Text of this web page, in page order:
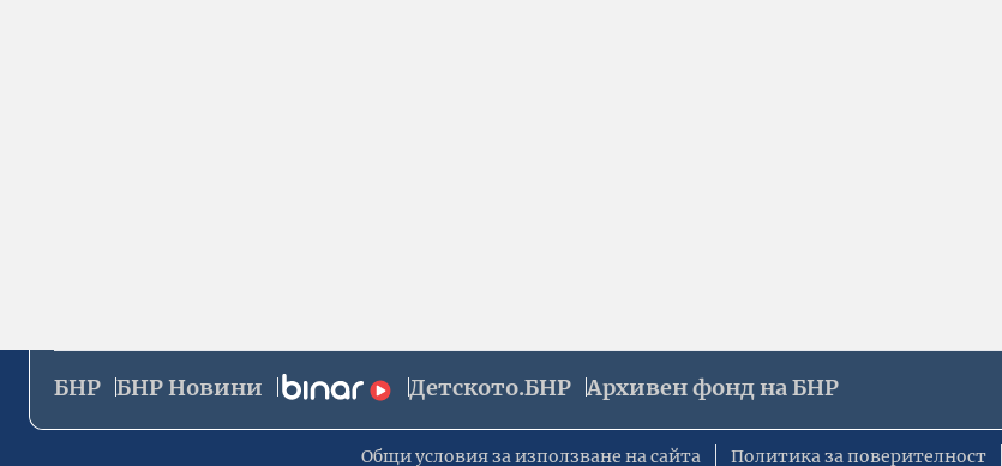
БНР БНР Новини Детското.БНР Архивен фонд на БНР
Общи условия за използване на сайта Политика за поверителност